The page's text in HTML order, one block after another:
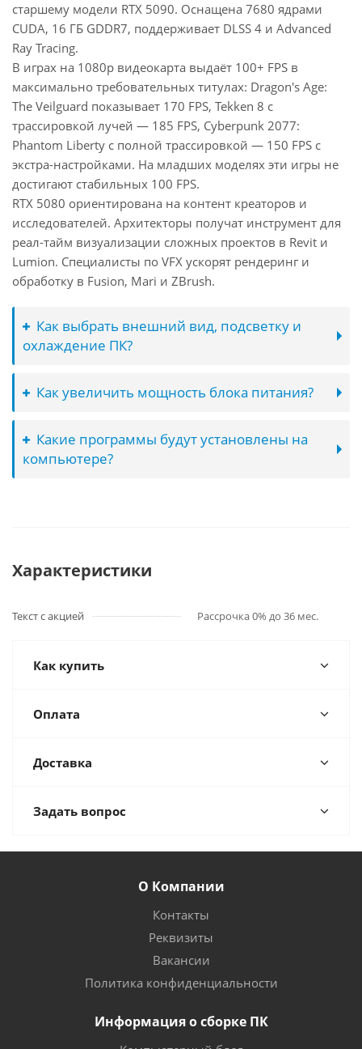
старшему модели RTX 5090. Оснащена 7680 ядрами
CUDA, 16 ГБ GDDR7, поддерживает DLSS 4 и Advanced
Ray Tracing.
В играх на 1080p видеокарта выдаёт 100+ FPS в
максимально требовательных титулах: Dragon's Age:
The Veilguard показывает 170 FPS, Tekken 8 с
трассировкой лучей — 185 FPS, Cyberpunk 2077:
Phantom Liberty с полной трассировкой — 150 FPS с
экстра-настройками. На младших моделях эти игры не
достигают стабильных 100 FPS.
RTX 5080 ориентирована на контент креаторов и
исследователей. Архитекторы получат инструмент для
реал-тайм визуализации сложных проектов в Revit и
Lumion. Специалисты по VFX ускорят рендеринг и
обработку в Fusion, Mari и ZBrush.
Как выбрать внешний вид, подсветку и
охлаждение ПК?
Как увеличить мощность блока питания?
Какие программы будут установлены на
компьютере?
Характеристики
Текст с акцией Рассрочка 0% до 36 мес.
Как купить
Оплата
Доставка
Задать вопрос
О Компании
Контакты
Реквизиты
Вакансии
Политика конфиденциальности
Информация о сборке ПК